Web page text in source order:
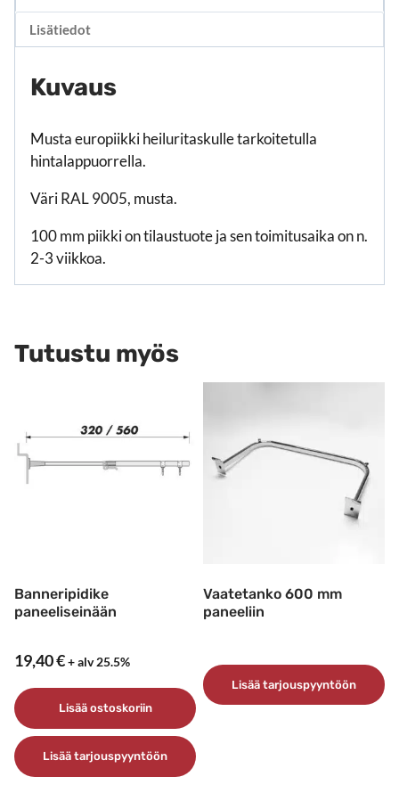
Lisätiedot
Kuvaus
Musta europiikki heiluritaskulle tarkoitetulla
hintalappuorrella.
Väri RAL 9005, musta.
100 mm piikki on tilaustuote ja sen toimitusaika on n.
2-3 viikkoa.
Tutustu myös
Banneripidike
paneeliseinään
19,40€+ alv 25.5%
Lisää ostoskoriin
Lisää tarjouspyyntöön
Vaatetanko 600 mm
paneeliin
Lisää tarjouspyyntöön